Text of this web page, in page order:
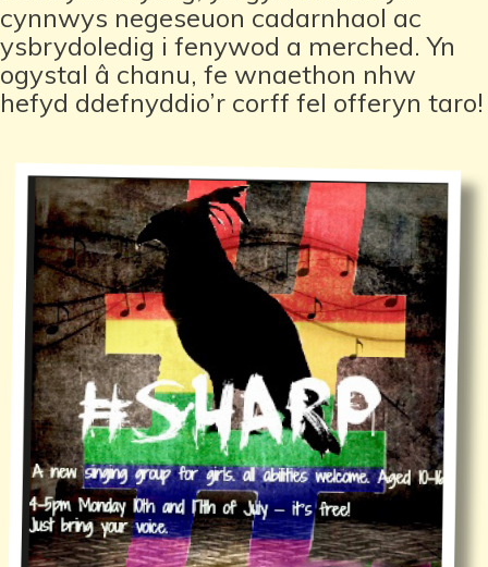
cynnwys negeseuon cadarnhaol ac
ysbrydoledig i fenywod a merched. Yn
ogystal â chanu, fe wnaethon nhw
hefyd ddefnyddio’r corff fel offeryn taro!